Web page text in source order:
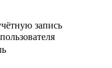
запись